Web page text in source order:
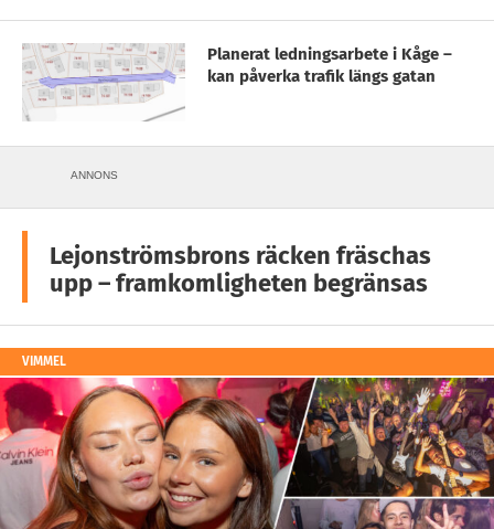
Planerat ledningsarbete i Kåge –
kan påverka trafik längs gatan
ANNONS
Lejonströmsbrons räcken fräschas
upp – framkomligheten begränsas
VIMMEL